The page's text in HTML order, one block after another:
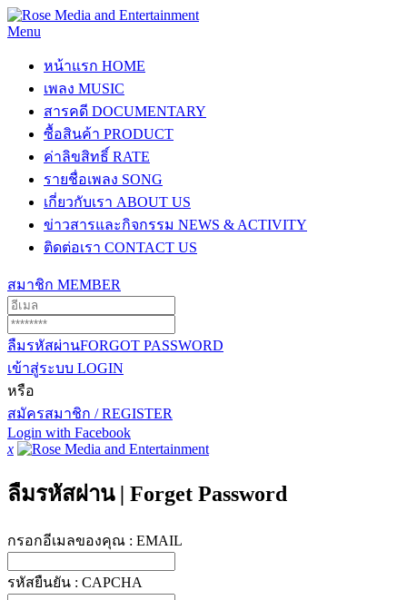
Menu
หน้าแรก HOME
เพลง MUSIC
สารคดี DOCUMENTARY
ซื้อสินค้า PRODUCT
ค่าลิขสิทธิ์ RATE
รายชื่อเพลง SONG
เกี่ยวกับเรา ABOUT US
ข่าวสารและกิจกรรม NEWS & ACTIVITY
ติดต่อเรา CONTACT US
สมาชิก MEMBER
ลืมรหัสผ่านFORGOT PASSWORD
เข้าสู่ระบบ LOGIN
หรือ
สมัครสมาชิก / REGISTER
Login with Facebook
x
ลืมรหัสผ่าน | Forget Password
กรอกอีเมลของคุณ : EMAIL
รหัสยืนยัน : CAPCHA